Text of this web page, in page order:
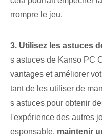
rrompre le jeu.
3. Utilisez les astuces
s astuces de Kanso⁣ PC
vantages et améliorer
tant de les utiliser de
s astuces pour obtenir
l'expérience des autres
esponsable, maintenir